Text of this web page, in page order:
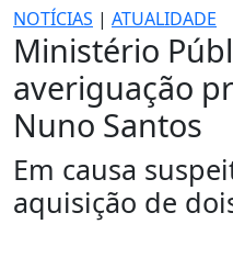
NOTÍCIAS | ATUALIDADE
Ministério
averiguação
Nuno Santos
Em causa
aquisição de